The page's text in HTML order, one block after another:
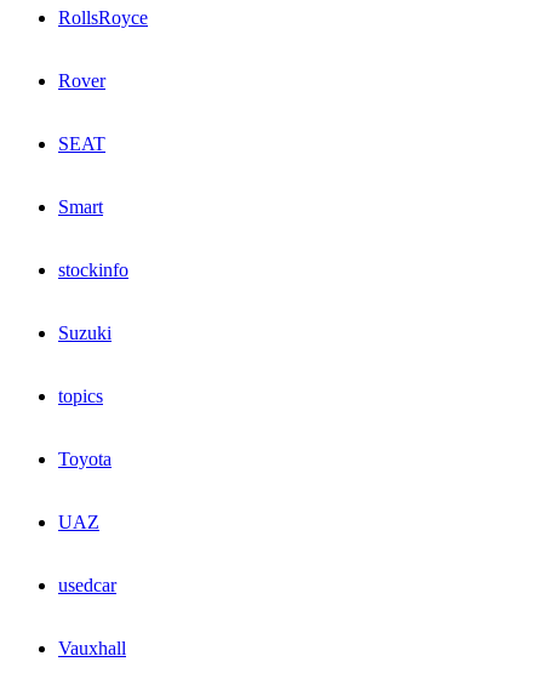
RollsRoyce
Rover
SEAT
Smart
stockinfo
Suzuki
topics
Toyota
UAZ
usedcar
Vauxhall